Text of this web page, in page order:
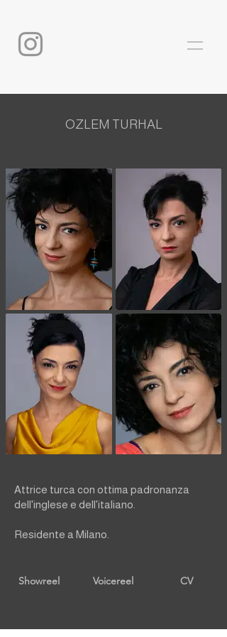
OZLEM TURHAL
Attrice turca con ottima padronanza
dell'inglese e dell'italiano.
Residente a Milano.
Showreel Voicereel CV